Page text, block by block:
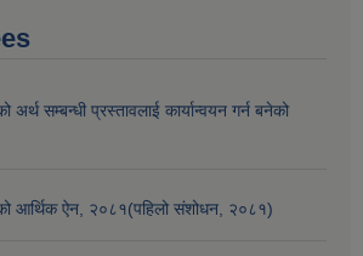
अर्थ सम्बन्धी प्रस्तावलाई कार्यान्वयन गर्न बनेको
आर्थिक ऐन, २०८१(पहिलो संशोधन, २०८१)